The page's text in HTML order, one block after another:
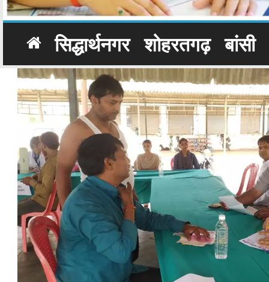
सिद्धार्थनगर शोहरतगढ़ बांसी